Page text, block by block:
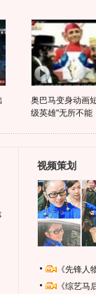
奥巴马变身动画
级英雄"无所不能
视频策划
《先锋
《综艺